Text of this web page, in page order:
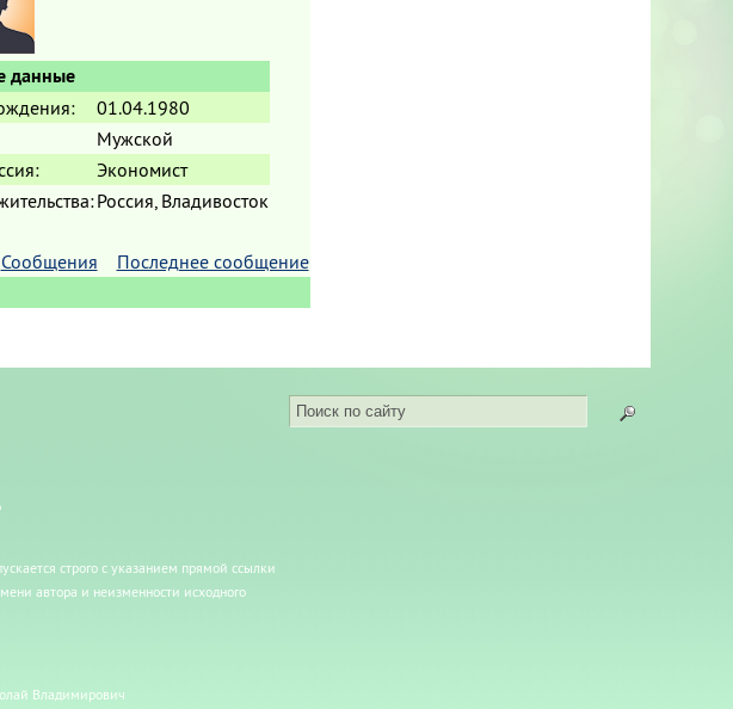
данные
01.04.1980
Мужской
Экономист
Россия, Владивосток
Сообщения Последнее сообщение
строго с указанием прямой ссылки
автора и неизменности исходного
Владимирович